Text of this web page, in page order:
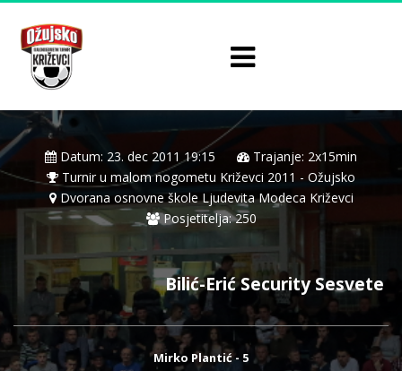
Datum: 23. dec 2011 19:15
Trajanje: 2x15min
Turnir u malom nogometu Križevci 2011 - Ožujsko
Dvorana osnovne škole Ljudevita Modeca Križevci
Posjetitelja: 250
Bilić-Erić Security Sesvete
Mirko Plantić - 5